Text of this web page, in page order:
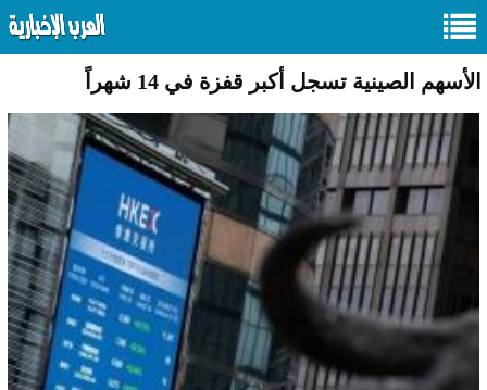
الأسهم الصينية تسجل أكبر قفزة في 14 شهراً